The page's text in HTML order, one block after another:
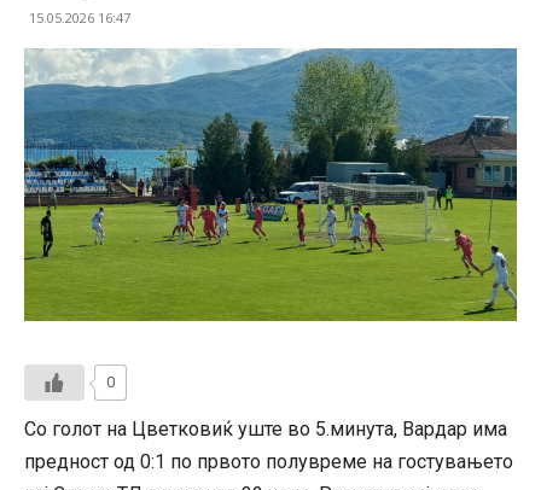
15.05.2026 16:47
0
Со голот на Цветковиќ уште во 5.минута, Вардар има
предност од 0:1 по првото полувреме на гостувањето